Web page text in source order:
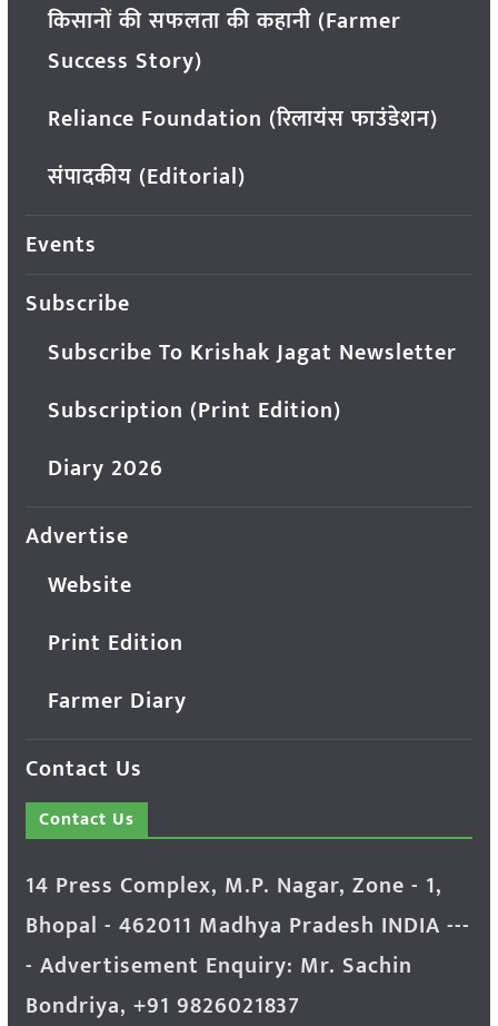
किसानों की सफलता की कहानी (Farmer
Success Story)
Reliance Foundation (रिलायंस फाउंडेशन)
संपादकीय (Editorial)
Events
Subscribe
Subscribe To Krishak Jagat Newsletter
Subscription (Print Edition)
Diary 2026
Advertise
Website
Print Edition
Farmer Diary
Contact Us
Contact Us
14 Press Complex, M.P. Nagar, Zone - 1,
Bhopal - 462011 Madhya Pradesh INDIA ---
- Advertisement Enquiry: Mr. Sachin
Bondriya, +91 9826021837